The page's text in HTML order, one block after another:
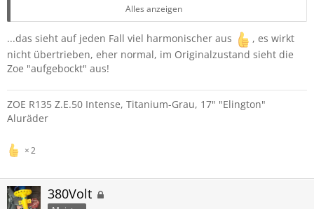
Moin, kurze Vorstellung:
Ich habe mir im Oktober eine Life 110 R40 zu gelegt und sie
gleich mal an meinen "Geschmack" an gepasst.
Da ich vom E-Smart umgestiegen bin war mir das ZOE
Fahrwerk deutlich zu weich. Nun stimmt es für meinen
Geschmack, trotz "Ü60" ....
H&R Federn mit Gutachten und dann gleich mal Bilstein B6
dazu genommen. Deutlich bessere Strassenlage. Alles mit
40 Jahre Erfahrung
Gern können Fragen gestellt werden.
Alles anzeigen
...das sieht auf jeden Fall viel harmonischer aus
, es wirkt
nicht übertrieben, eher normal, im Originalzustand sieht die
Zoe "aufgebockt" aus!
ZOE R135 Z.E.50 Intense, Titanium-Grau, 17" "Elington"
Aluräder
2
380Volt